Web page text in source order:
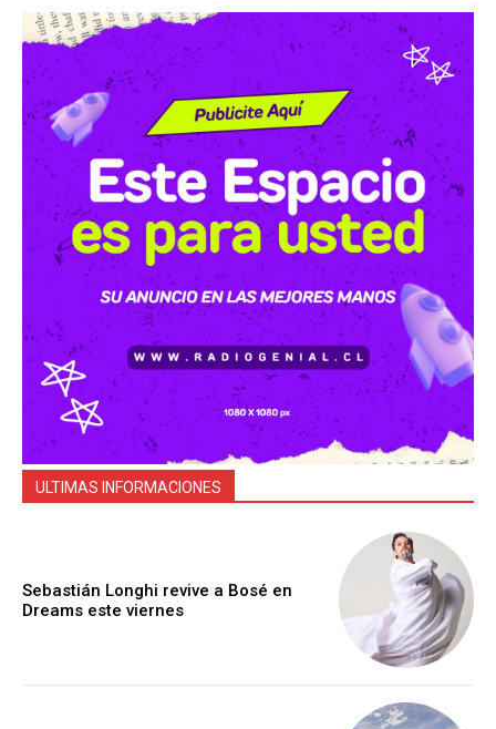
ULTIMAS INFORMACIONES
Sebastián Longhi revive a Bosé en
Dreams este viernes